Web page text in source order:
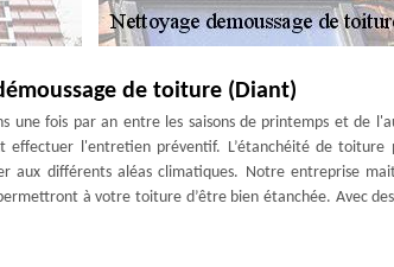
de toiture (Diant)
une fois par an entre les saisons de printemps et de
l'entretien préventif. L’étanchéité de toiture
aux différents aléas climatiques. Notre entreprise
à votre toiture d’être bien étanchée. Avec